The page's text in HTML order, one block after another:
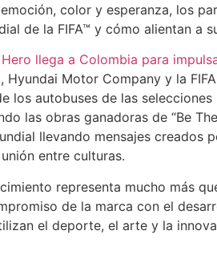
color y esperanza, los
de la FIFA™ y cómo alientan a
llega a Colombia para
Motor Company y la
los autobuses de las
las obras ganadoras de “Be
llevando mensajes creados
entre culturas.
representa mucho más
de la marca con el
el deporte, el arte y la